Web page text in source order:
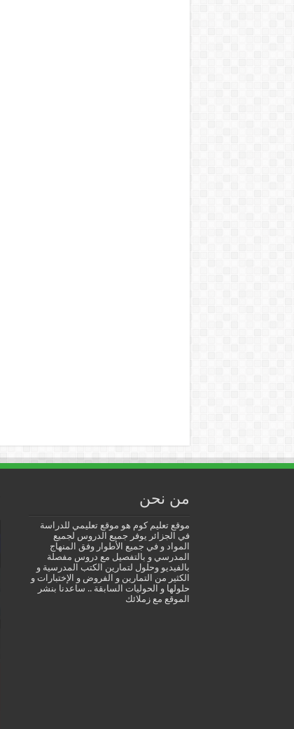
من نحن
موقع تعليم كوم هو موقع تعليمي للدراسة
في الجزائر يوفر جميع الدروس لجميع
المواد و في جميع الأطوار وفق المنهاج
المدرسي و بالتفصيل مع دروس مفصلة
بالفيديو وحلول لتمارين الكتب المدرسية و
الكثير من التمارين و الفروض و الإختبارات و
حلولها و الحوليات السابقة .. ساعدنا بنشر
الموقع مع زملائك